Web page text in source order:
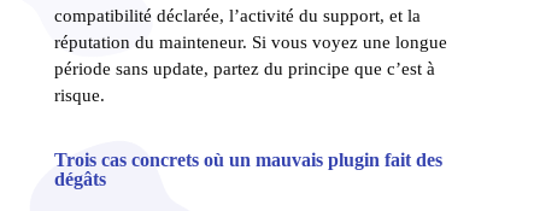
compatibilité déclarée, l’activité du support, et la
réputation du mainteneur. Si vous voyez une longue
période sans update, partez du principe que c’est à
risque.
Trois cas concrets où un mauvais plugin fait des
dégâts